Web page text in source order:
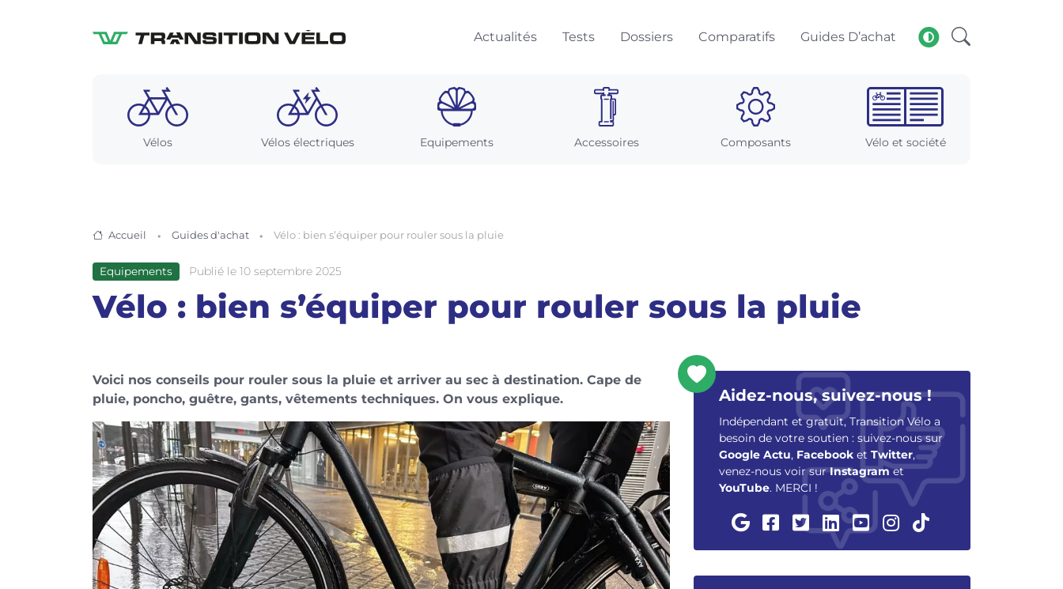
Actualités Tests Dossiers Comparatifs Guides D’achat
Vélos Vélos électriques Equipements Accessoires Composants Vélo et société
Accueil Guides d'achat Vélo : bien s’équiper pour rouler sous la pluie
Equipements Publié le 10 septembre 2025
Vélo : bien s’équiper pour rouler sous la pluie
Voici nos conseils pour rouler sous la pluie et arriver au sec à destination. Cape de
pluie, poncho, guêtre, gants, vêtements techniques. On vous explique.
Aidez-nous, suivez-nous !
Indépendant et gratuit, Transition Vélo a
besoin de votre soutien : suivez-nous sur
Google Actu, Facebook et Twitter,
venez-nous voir surInstagramet
YouTube. MERCI !